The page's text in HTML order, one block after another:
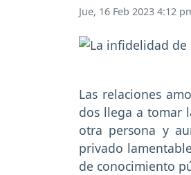
Jue, 16 Feb 2023 4:12
Las relaciones
dos llega a tomar
otra persona y
privado
de conocimiento